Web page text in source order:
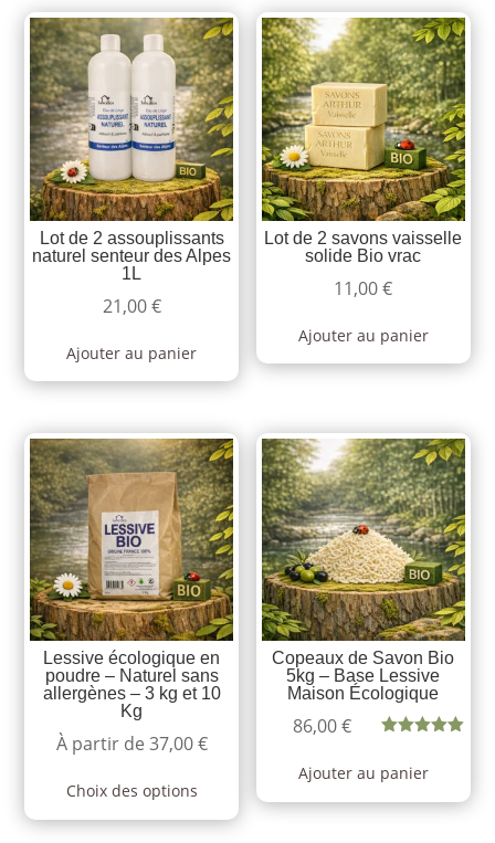
Lot de 2 assouplissants
naturel senteur des Alpes
1L
21,00€
Ajouter au panier
Lot de 2 savons vaisselle
solide Bio vrac
11,00€
Ajouter au panier
Lessive écologique en
poudre – Naturel sans
allergènes – 3 kg et 10
Kg
À partir de 37,00€
Choix des options
produit
a
Copeaux de Savon Bio
5kg – Base Lessive
Maison Écologique
86,00€
Ajouter au panier